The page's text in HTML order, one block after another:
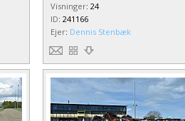
Visninger: 24
ID: 241166
Ejer: Dennis Stenbæk